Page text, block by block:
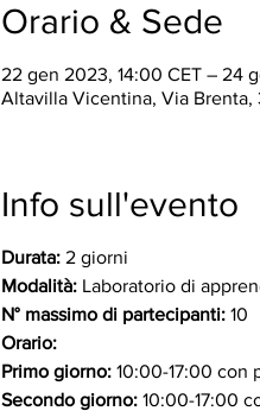
Orario & Sede
22 gen 2023, 14:00 CET – 24
Altavilla Vicentina, Via
Info sull'evento
Durata: 2 giorni
Modalità: Laboratorio di
N° massimo di partecipanti:10
Orario:
Primo giorno: 10:00-17:00 con
Secondo giorno:10:00-17:00